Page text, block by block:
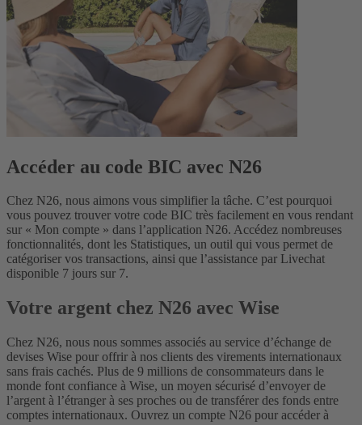
Accéder au code BIC avec N26
Chez N26, nous aimons vous simplifier la tâche. C’est pourquoi
vous pouvez trouver votre code BIC très facilement en vous rendant
sur « Mon compte » dans l’application N26. Accédez nombreuses
fonctionnalités, dont les Statistiques, un outil qui vous permet de
catégoriser vos transactions, ainsi que l’assistance par Livechat
disponible 7 jours sur 7.
Votre argent chez N26 avec Wise
Chez N26, nous nous sommes associés au service d’échange de
devises Wise pour offrir à nos clients des virements internationaux
sans frais cachés. Plus de 9 millions de consommateurs dans le
monde font confiance à Wise, un moyen sécurisé d’envoyer de
l’argent à l’étranger à ses proches ou de transférer des fonds entre
comptes internationaux. Ouvrez un compte N26 pour accéder à